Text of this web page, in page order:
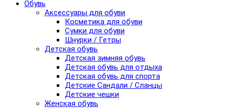
Обувь
Аксессуары для обуви
Косметика для обуви
Сумки для обуви
Шнурки / Гетры
Детская обувь
Детская зимняя обувь
Детская обувь для отдыха
Детская обувь для спорта
Детские Сандали / Сланцы
Детские чешки
Женская обувь